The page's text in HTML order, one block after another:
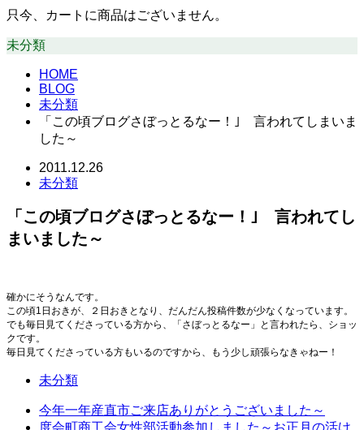
只今、カートに商品はございません。
未分類
HOME
BLOG
未分類
「この頃ブログさぼっとるなー！｣ 言われてしまいま
した～
2011.12.26
未分類
「この頃ブログさぼっとるなー！｣ 言われてし
まいました～
確かにそうなんです。
この頃1日おきが、２日おきとなり、だんだん投稿件数が少なくなっています。
でも毎日見てくださっている方から、「さぼっとるなー」と言われたら、ショッ
クです。
毎日見てくださっている方もいるのですから、もう少し頑張らなきゃねー！
未分類
今年一年産直市ご来店ありがとうございました～